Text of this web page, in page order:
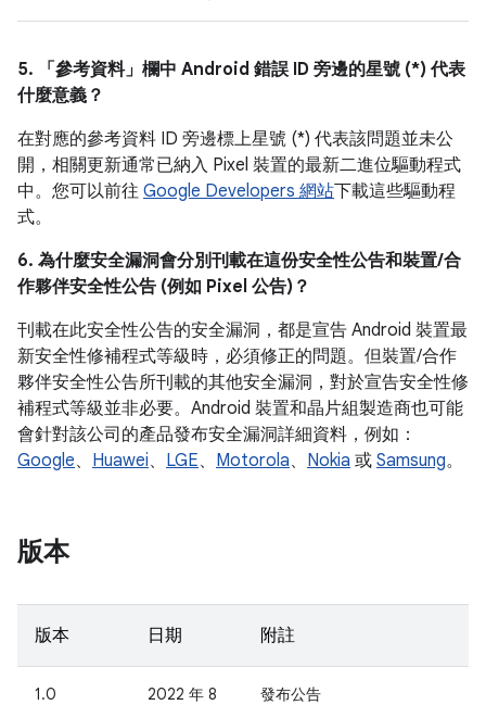
5. 「參考資料」 欄中 Android 錯誤 ID 旁邊的星號 (*) 代表
什麼意義？
在對應的參考資料 ID 旁邊標上星號 (*) 代表該問題並未公
開，相關更新通常已納入 Pixel 裝置的最新二進位驅動程式
中。您可以前往 Google Developers 網站下載這些驅動程
式。
6. 為什麼安全漏洞會分別刊載在這份安全性公告和裝置/合
作夥伴安全性公告 (例如 Pixel 公告)？
刊載在此安全性公告的安全漏洞，都是宣告 Android 裝置最
新安全性修補程式等級時，必須修正的問題。但裝置/合作
夥伴安全性公告所刊載的其他安全漏洞，對於宣告安全性修
補程式等級並非必要。Android 裝置和晶片組製造商也可能
會針對該公司的產品發布安全漏洞詳細資料，例如：
Google、 Huawei、 LGE、 Motorola、 Nokia 或 Samsung。
版本
版本 日期 附註
1.0
2022 年 8
發布公告